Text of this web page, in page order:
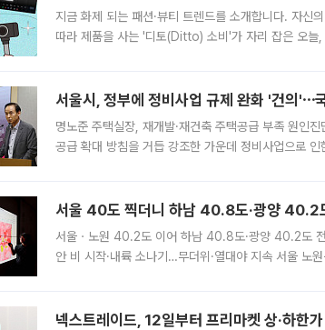
지금 화제 되는 패션·뷰티 트렌드를 소개합니다. 자신
따라 제품을 사는 '디토(Ditto) 소비'가 자리 잡은 오늘
서울시, 정부에 정비사업 규제 완화 '건의'⋯
명노준 주택실장, 재개발·재건축 주택공급 부족 원인
공급 확대 방침을 거듭 강조한 가운데 정비사업으로
서울 40도 찍더니 하남 40.8도·광양 40.2
서울ㆍ노원 40.2도 이어 하남 40.8도·광양 40.2도
안 비 시작·내륙 소나기…무더위·열대야 지속 서울 노
넥스트레이드, 12일부터 프리마켓 상·하한